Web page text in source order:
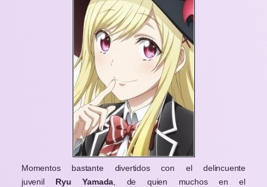
Momentos bastante divertidos con el delincuente
juvenil Ryu Yamada , de quien muchos en el